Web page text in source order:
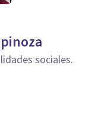
sociales.